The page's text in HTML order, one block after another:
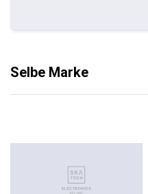
Selbe Marke